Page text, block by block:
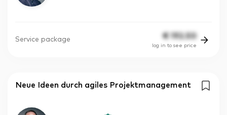
Service package € 192.50
log in to see price
Neue Ideen durch agiles Projektmanagement